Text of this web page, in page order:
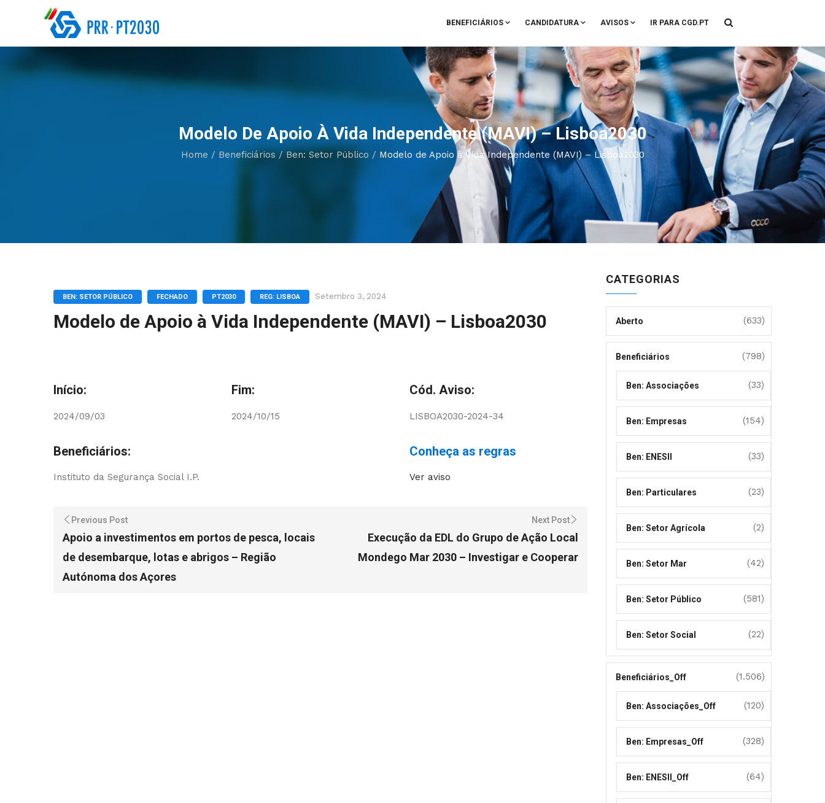
BENEFICIÁRIOS CANDIDATURA AVISOS IR PARA CGD.PT
Modelo De Apoio À Vida Independente (MAVI) – Lisboa2030
Home / Beneficiários /Ben: Setor Público / Modelo de Apoio à Vida Independente (MAVI) – Lisboa2030
BEN: SETOR PÚBLICO FECHADO PT2030 REG: LISBOA Setembro 3, 2024
Modelo de Apoio à Vida Independente (MAVI) – Lisboa2030
Início:
2024/09/03
Fim:
2024/10/15
Cód. Aviso:
LISBOA2030-2024-34
Beneficiários:
Instituto da Segurança Social I.P.
Conheça as regras
Ver aviso
Previous Post
Apoio a investimentos em portos de pesca, locais
de desembarque, lotas e abrigos – Região
Autónoma dos Açores
Next Post
Execução da EDL do Grupo de Ação Local
Mondego Mar 2030 – Investigar e Cooperar
CATEGORIAS
Aberto (633)
Beneficiários (798)
Ben: Associações (33)
Ben: Empresas (154)
Ben: ENESII (33)
Ben: Particulares (23)
Ben: Setor Agrícola (2)
Ben: Setor Mar (42)
Ben: Setor Público (581)
Ben: Setor Social (22)
Beneficiários_Off (1.506)
Ben: Associações_Off (120)
Ben: Empresas_Off (328)
Ben: ENESII_Off (64)